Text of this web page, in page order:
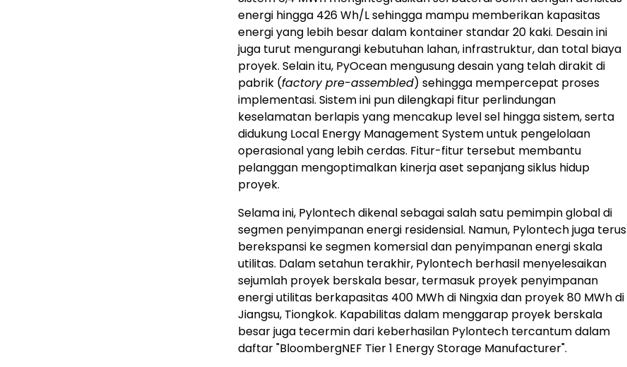
energi hingga 426 Wh/L sehingga mampu memberikan kapasitas
energi yang lebih besar dalam kontainer standar 20 kaki. Desain ini
juga turut mengurangi kebutuhan lahan, infrastruktur, dan total biaya
proyek. Selain itu, PyOcean mengusung desain yang telah dirakit di
pabrik (factory pre-assembled) sehingga mempercepat proses
implementasi. Sistem ini pun dilengkapi fitur perlindungan
keselamatan berlapis yang mencakup level sel hingga sistem, serta
didukung Local Energy Management System untuk pengelolaan
operasional yang lebih cerdas. Fitur-fitur tersebut membantu
pelanggan mengoptimalkan kinerja aset sepanjang siklus hidup
proyek.
Selama ini, Pylontech dikenal sebagai salah satu pemimpin global di
segmen penyimpanan energi residensial. Namun, Pylontech juga terus
berekspansi ke segmen komersial dan penyimpanan energi skala
utilitas. Dalam setahun terakhir, Pylontech berhasil menyelesaikan
sejumlah proyek berskala besar, termasuk proyek penyimpanan
energi utilitas berkapasitas 400 MWh di Ningxia dan proyek 80 MWh di
Jiangsu, Tiongkok. Kapabilitas dalam menggarap proyek berskala
besar juga tecermin dari keberhasilan Pylontech tercantum dalam
daftar "BloombergNEF Tier 1 Energy Storage Manufacturer".